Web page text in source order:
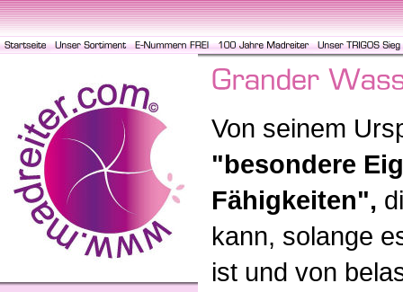
Von seinem
"besondere
Fähigkeiten",
kann, solange
ist und von